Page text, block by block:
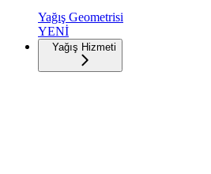
Yağış Geometrisi
YENİ
Yağış Hizmeti